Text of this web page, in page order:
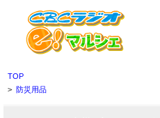
TOP
> 防災用品